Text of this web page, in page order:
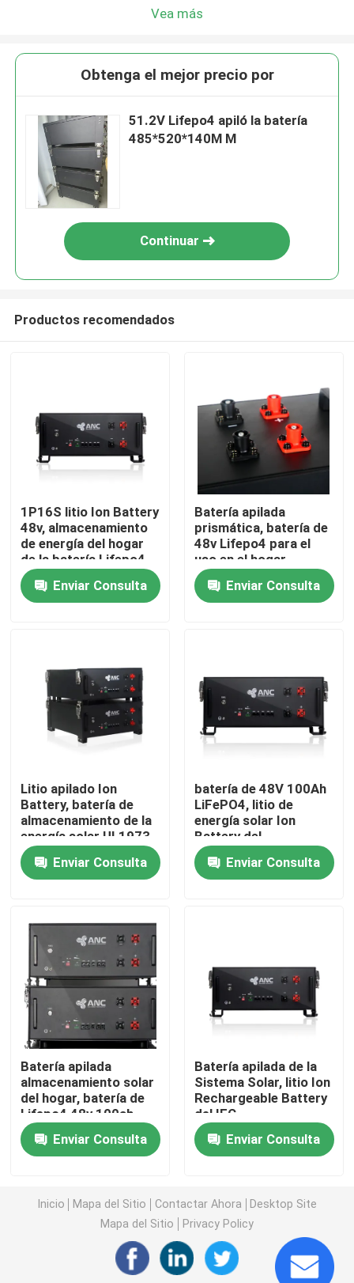
Inicio
Productos
Sobre nosotros
Control de Calidad
Contacto
Todos los casos
almacenamiento de la batería del hogar
Sistemas de almacenamiento de baterías
Sistemas comerciales de almacenamiento de baterías
batería de 48v Lifepo4
batería del carro de golf 48V
Baterías de almacenamiento de energía para el hogar
Batería de litio del almacenamiento de energía
Batería de almacenamiento LiFePO4
Vea más
Obtenga el mejor precio por
51.2V Lifepo4 apiló la batería
485*520*140M M
Continuar
Productos recomendados
1P16S litio Ion Battery
48v, almacenamiento
de energía del hogar
de la batería Lifepo4
Enviar Consulta
Batería apilada
prismática, batería de
48v Lifepo4 para el
uso en el hogar
Enviar Consulta
Litio apilado Ion
Battery, batería de
almacenamiento de la
energía solar UL1973
Enviar Consulta
batería de 48V 100Ah
LiFePO4, litio de
energía solar Ion
Battery del
almacenamiento
Enviar Consulta
Batería apilada
almacenamiento solar
del hogar, batería de
Lifepo4 48v 100ah
Enviar Consulta
Batería apilada de la
Sistema Solar, litio Ion
Rechargeable Battery
del IEC
Enviar Consulta
Inicio Mapa del Sitio Contactar Ahora
Desktop Site
Mapa del Sitio
Privacy Policy